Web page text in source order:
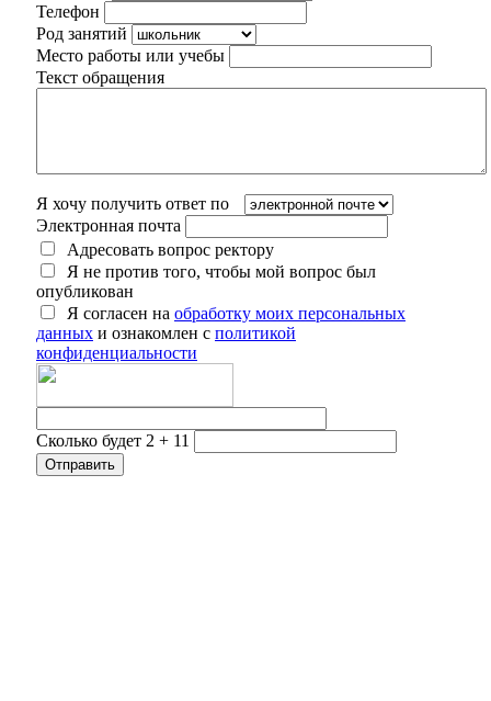
Телефон
Род занятий
Место работы или учебы
Текст обращения
Я хочу получить ответ по
Электронная почта
Адресовать вопрос ректору
Я не против того, чтобы мой вопрос был
опубликован
Я согласен на обработку моих персональных
данных и ознакомлен с политикой
конфиденциальности
Сколько будет 2 + 11